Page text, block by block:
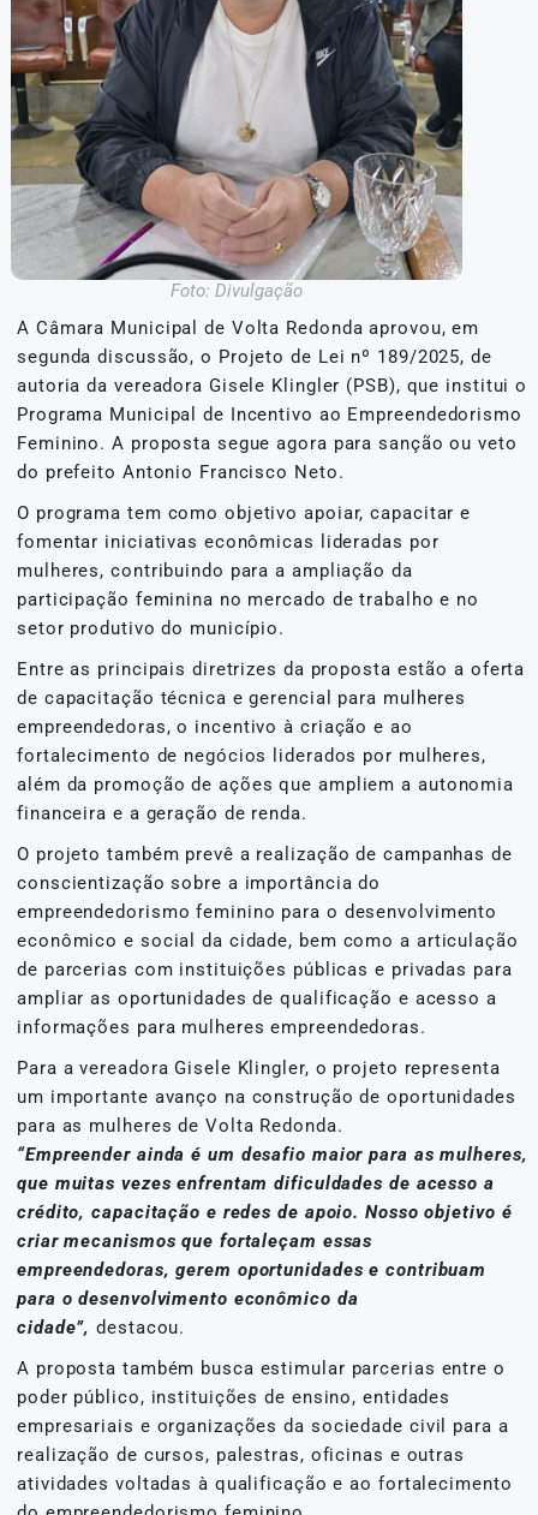
Foto: Divulgação
A Câmara Municipal de Volta Redonda aprovou, em
segunda discussão, o Projeto de Lei nº 189/2025, de
autoria da vereadora Gisele Klingler (PSB), que institui o
Programa Municipal de Incentivo ao Empreendedorismo
Feminino. A proposta segue agora para sanção ou veto
do prefeito Antonio Francisco Neto.
O programa tem como objetivo apoiar, capacitar e
fomentar iniciativas econômicas lideradas por
mulheres, contribuindo para a ampliação da
participação feminina no mercado de trabalho e no
setor produtivo do município.
Entre as principais diretrizes da proposta estão a oferta
de capacitação técnica e gerencial para mulheres
empreendedoras, o incentivo à criação e ao
fortalecimento de negócios liderados por mulheres,
além da promoção de ações que ampliem a autonomia
financeira e a geração de renda.
O projeto também prevê a realização de campanhas de
conscientização sobre a importância do
empreendedorismo feminino para o desenvolvimento
econômico e social da cidade, bem como a articulação
de parcerias com instituições públicas e privadas para
ampliar as oportunidades de qualificação e acesso a
informações para mulheres empreendedoras.
Para a vereadora Gisele Klingler, o projeto representa
um importante avanço na construção de oportunidades
para as mulheres de Volta Redonda.
“Empreender ainda é um desafio maior para as mulheres,
que muitas vezes enfrentam dificuldades de acesso a
crédito, capacitação e redes de apoio. Nosso objetivo é
criar mecanismos que fortaleçam essas
empreendedoras, gerem oportunidades e contribuam
para o desenvolvimento econômico da
cidade”, destacou.
A proposta também busca estimular parcerias entre o
poder público, instituições de ensino, entidades
empresariais e organizações da sociedade civil para a
realização de cursos, palestras, oficinas e outras
atividades voltadas à qualificação e ao fortalecimento